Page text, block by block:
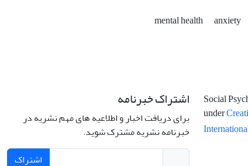
mental health anxiety
Social
under
اشتراک خبرنامه
برای دریافت اخبار و اطلاعیه های مهم نشریه در
خبرنامه نشریه مشترک شوید.
اشتراک